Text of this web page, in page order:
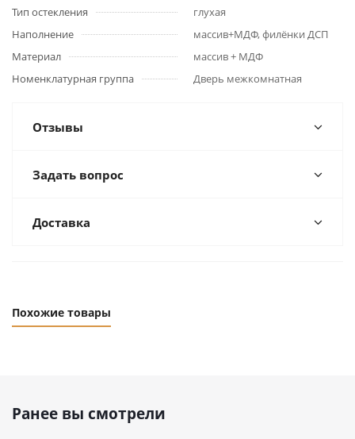
Тип остекления
глухая
Наполнение
массив+МДФ, филёнки ДСП
Материал
массив + МДФ
Номенклатурная группа
Дверь межкомнатная
Отзывы
Задать вопрос
Доставка
Похожие товары
Ранее вы смотрели